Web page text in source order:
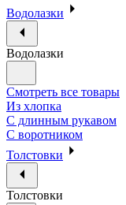
Водолазки
Водолазки
Смотреть все товары
Из хлопка
С длинным рукавом
С воротником
Толстовки
Толстовки